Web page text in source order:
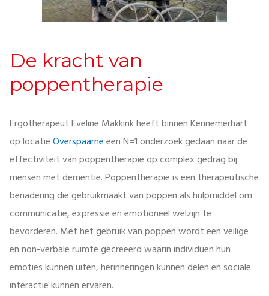
De kracht van
poppentherapie
Ergotherapeut Eveline Makkink heeft binnen Kennemerhart
op locatieOverspaarneeen N=1 onderzoek gedaan naar de
effectiviteit van poppentherapie op complex gedrag bij
mensen met dementie. Poppentherapie is een therapeutische
benadering die gebruikmaakt van poppen als hulpmiddel om
communicatie, expressie en emotioneel welzijn te
bevorderen. Met het gebruik van poppen wordt een veilige
en non-verbale ruimte gecreëerd waarin individuen hun
emoties kunnen uiten, herinneringen kunnen delen en sociale
interactie kunnen ervaren.